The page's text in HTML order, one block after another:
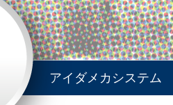
アイダメカシステム